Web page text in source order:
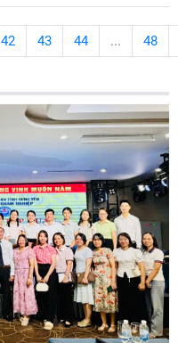
42 43 44 ... 48